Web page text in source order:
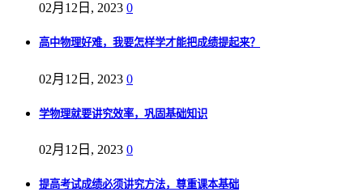
02月12日, 2023 0
高中物理好难，我要怎样学才能把成绩提起来？
02月12日, 2023 0
学物理就要讲究效率，巩固基础知识
02月12日, 2023 0
提高考试成绩必须讲究方法，尊重课本基础